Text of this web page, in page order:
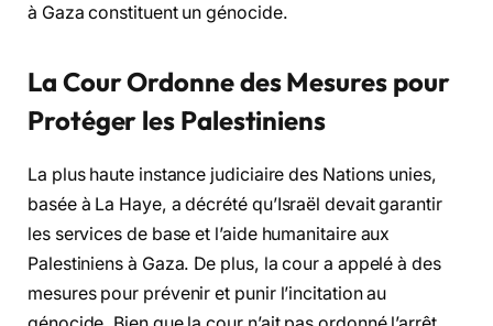
à Gaza constituent un génocide.
La Cour Ordonne des Mesures pour
Protéger les Palestiniens
La plus haute instance judiciaire des Nations unies,
basée à La Haye, a décrété qu’Israël devait garantir
les services de base et l’aide humanitaire aux
Palestiniens à Gaza. De plus, la cour a appelé à des
mesures pour prévenir et punir l’incitation au